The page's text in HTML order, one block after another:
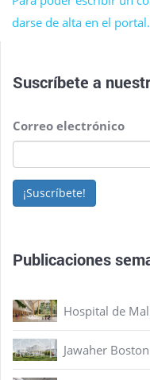
darse de alta en el portal.
Suscríbete a
Correo electrónico
¡Suscríbete!
Publicaciones
Hospital de
Jawaher